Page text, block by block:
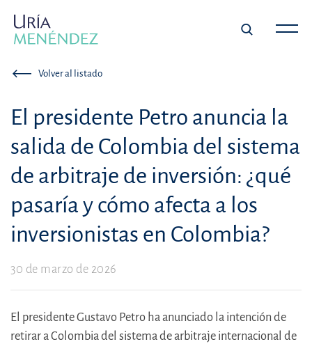
Volver al listado
El presidente Petro anuncia la
salida de Colombia del sistema
de arbitraje de inversión: ¿qué
pasaría y cómo afecta a los
inversionistas en Colombia?
30 de marzo de 2026
El presidente Gustavo Petro ha anunciado la intención de
retirar a Colombia del sistema de arbitraje internacional de